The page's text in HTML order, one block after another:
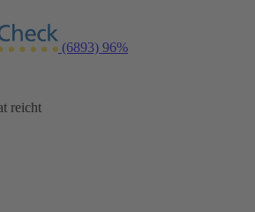
(6893) 96%
reicht